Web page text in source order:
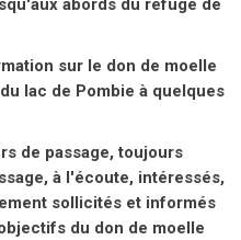
abords du refuge de
sur le don de moelle
lac de Pombie à quelques
de passage, toujours
à l'écoute, intéressés,
sollicités et informés
du don de moelle